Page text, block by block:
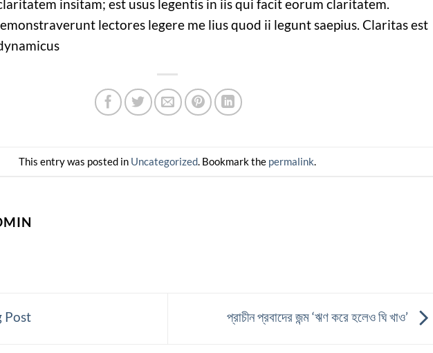
insitam; est usus legentis in iis qui facit eorum claritatem.
lectores legere me lius quod ii legunt saepius. Claritas est
This entry was posted in Uncategorized. Bookmark the permalink.
Post প্রাচীন প্রবাদের জন্ম ‘ঋণ করে হলেও ঘি খাও’